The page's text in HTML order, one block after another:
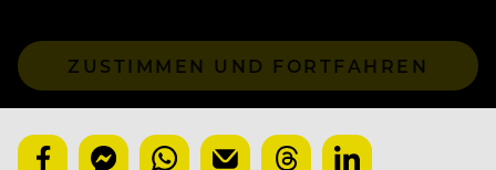
ZUSTIMMEN UND FORTFAHREN